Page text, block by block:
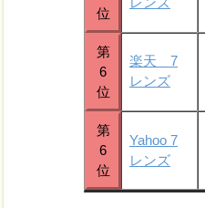
位
第
6
位
楽天 7
レンズ
第
6
位
Yahoo 7
レンズ